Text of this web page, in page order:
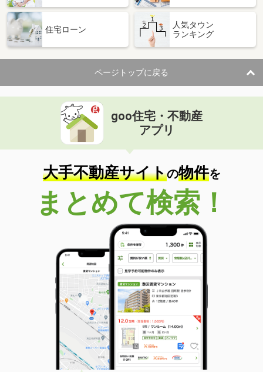
住宅ローン
人気タウン
ランキング
ページトップに戻る
goo住宅・不動産
アプリ
大手不動産サイトの物件を
まとめて検索！